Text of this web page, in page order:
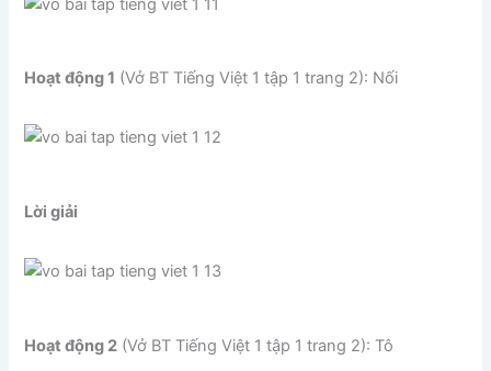
Hoạt động 1 (Vở BT Tiếng Việt 1 tập 1 trang 2): Nối
Lời giải
Hoạt động 2 (Vở BT Tiếng Việt 1 tập 1 trang 2): Tô